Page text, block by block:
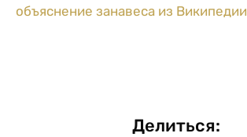
объяснение занавеса из Википедии
Делиться: